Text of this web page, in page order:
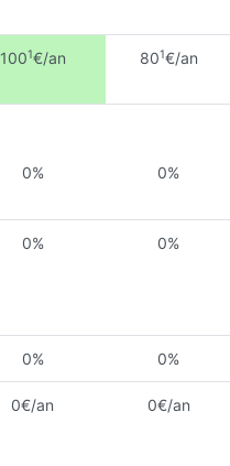
1001€/an 801€/an
0% 0%
0% 0%
0% 0%
0€/an 0€/an